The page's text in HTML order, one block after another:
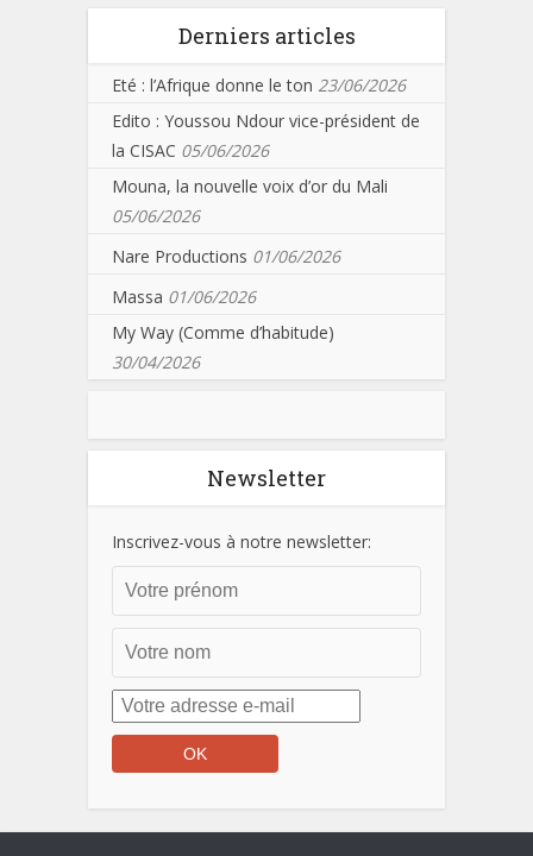
Derniers articles
Eté : l’Afrique donne le ton 23/06/2026
Edito : Youssou Ndour vice-président de
la CISAC 05/06/2026
Mouna, la nouvelle voix d’or du Mali
05/06/2026
Nare Productions 01/06/2026
Massa 01/06/2026
My Way (Comme d’habitude)
30/04/2026
Newsletter
Inscrivez-vous à notre newsletter: